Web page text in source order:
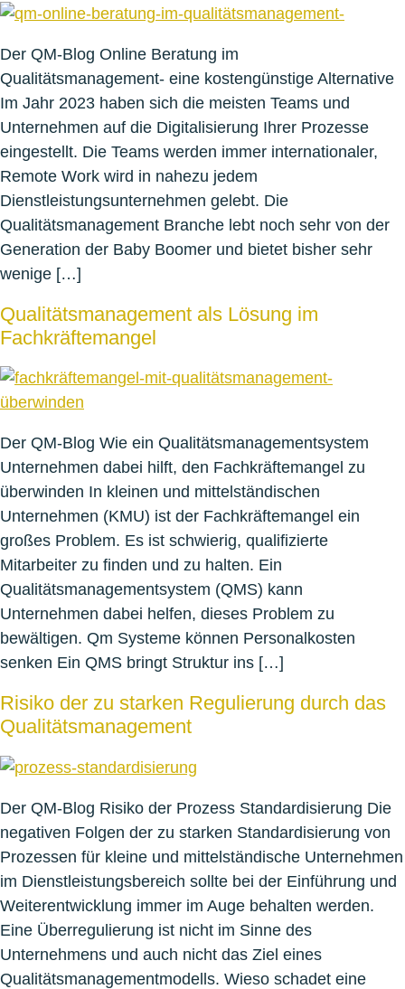
Der QM-Blog Online Beratung im
Qualitätsmanagement- eine kostengünstige Alternative
Im Jahr 2023 haben sich die meisten Teams und
Unternehmen auf die Digitalisierung Ihrer Prozesse
eingestellt. Die Teams werden immer internationaler,
Remote Work wird in nahezu jedem
Dienstleistungsunternehmen gelebt. Die
Qualitätsmanagement Branche lebt noch sehr von der
Generation der Baby Boomer und bietet bisher sehr
wenige […]
Qualitätsmanagement als Lösung im
Fachkräftemangel
Der QM-Blog Wie ein Qualitätsmanagementsystem
Unternehmen dabei hilft, den Fachkräftemangel zu
überwinden In kleinen und mittelständischen
Unternehmen (KMU) ist der Fachkräftemangel ein
großes Problem. Es ist schwierig, qualifizierte
Mitarbeiter zu finden und zu halten. Ein
Qualitätsmanagementsystem (QMS) kann
Unternehmen dabei helfen, dieses Problem zu
bewältigen. Qm Systeme können Personalkosten
senken Ein QMS bringt Struktur ins […]
Risiko der zu starken Regulierung durch das
Qualitätsmanagement
Der QM-Blog Risiko der Prozess Standardisierung Die
negativen Folgen der zu starken Standardisierung von
Prozessen für kleine und mittelständische Unternehmen
im Dienstleistungsbereich sollte bei der Einführung und
Weiterentwicklung immer im Auge behalten werden.
Eine Überregulierung ist nicht im Sinne des
Unternehmens und auch nicht das Ziel eines
Qualitätsmanagementmodells. Wieso schadet eine